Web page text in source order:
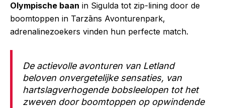
Olympische baan in Sigulda tot zip-lining door de
boomtoppen in Tarzāns Avonturenpark,
adrenalinezoekers vinden hun perfecte match.
De actievolle avonturen van Letland
beloven onvergetelijke sensaties, van
hartslagverhogende bobsleelopen tot het
zweven door boomtoppen op opwindende